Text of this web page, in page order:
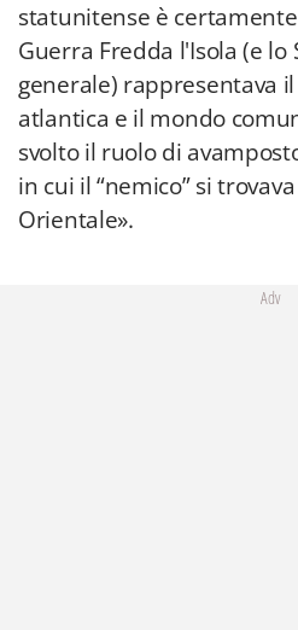
statunitense è
Guerra Fredda l'Isola (e
generale) rappresentava
atlantica e il mondo
svolto il ruolo di
in cui il “nemico” si
Orientale».
Adv